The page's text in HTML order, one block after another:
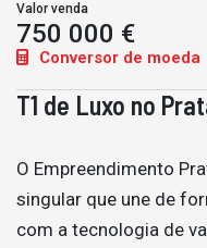
Valor venda
750 000 €
Conversor de moeda
T1 de Luxo no
O Empreendimento
singular que une de
com a tecnologia de